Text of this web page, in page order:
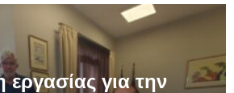
εργασίας για την